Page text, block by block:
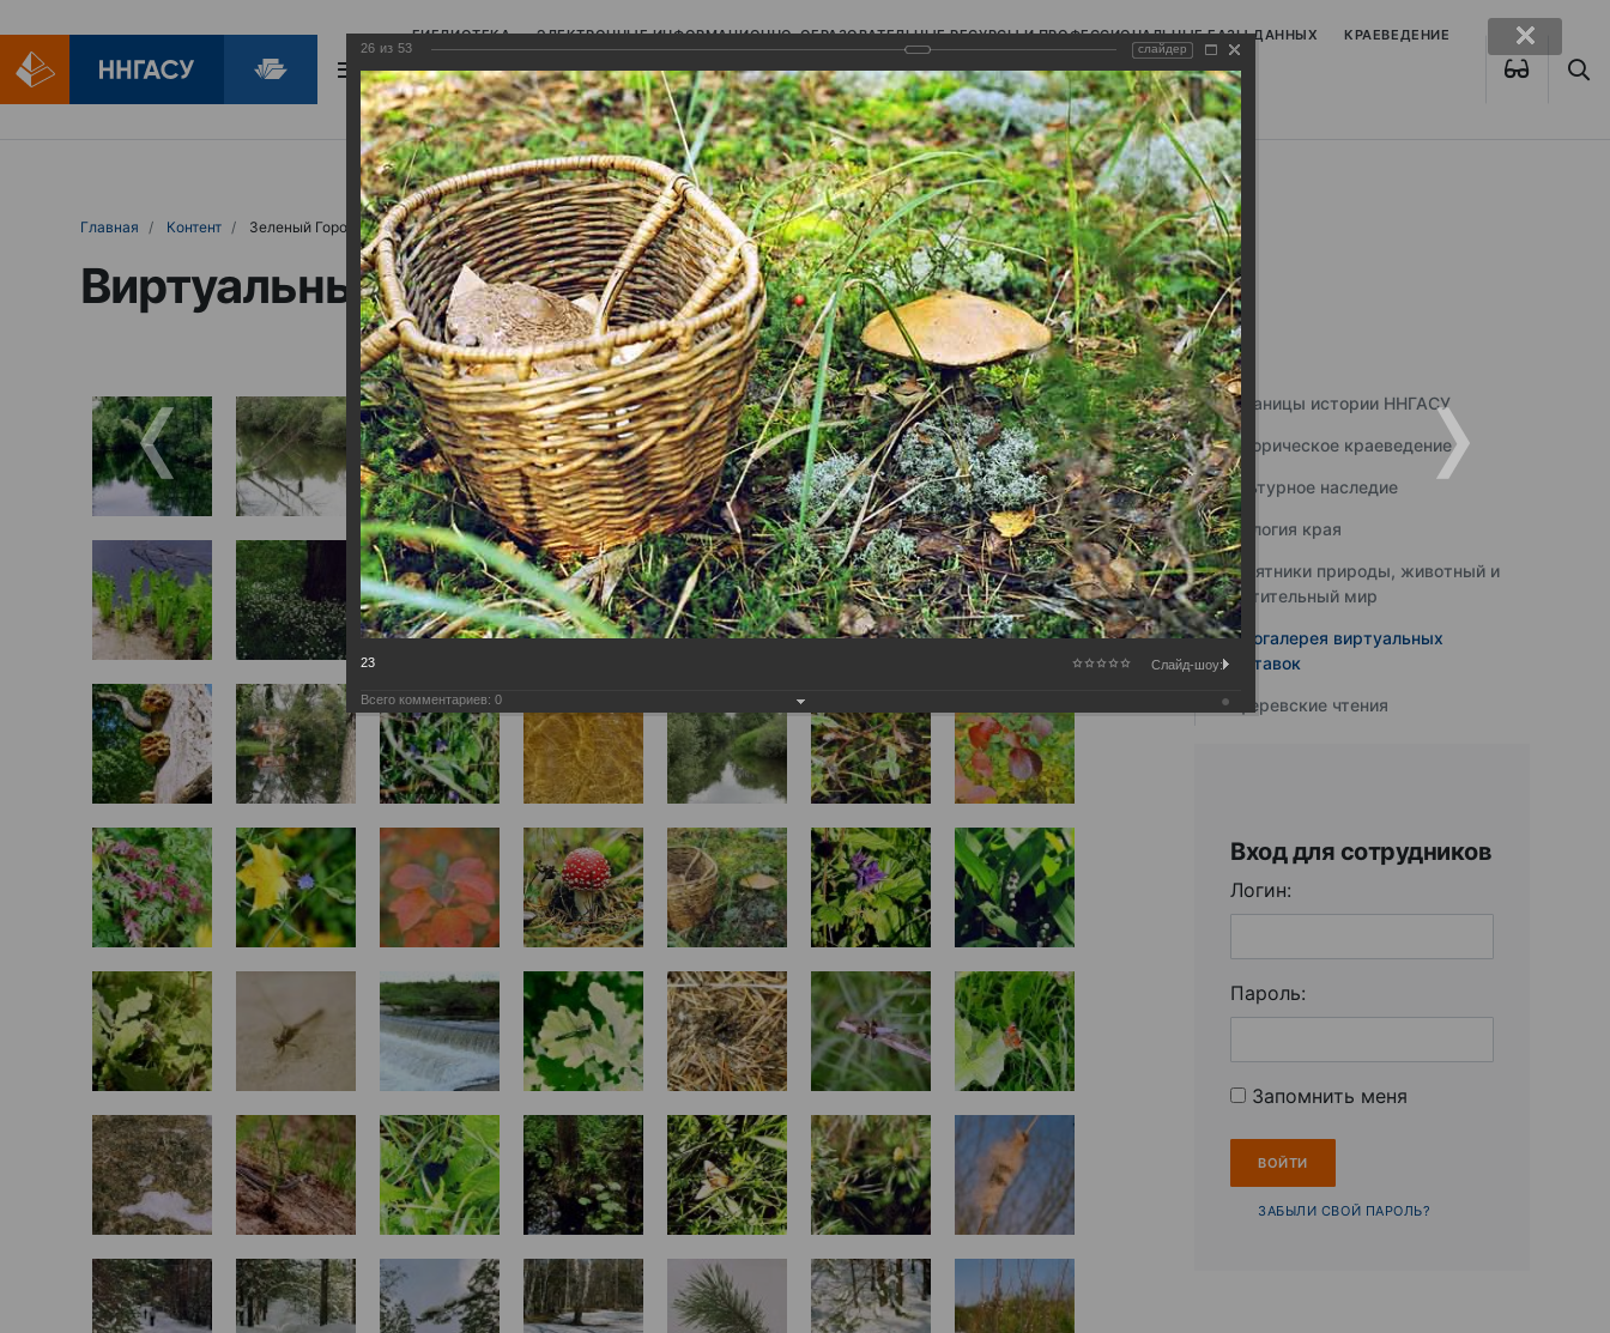
БИБЛИОТЕКА ЭЛЕКТРОННЫЕ ИНФОРМАЦИОННО-ОБРАЗОВАТЕЛЬНЫЕ РЕСУРСЫ И ПРОФЕССИОНАЛЬНЫЕ БАЗЫ ДАННЫХ КРАЕВЕДЕНИЕ
БИБЛИОПОМОЩЬ
Главная Контент Зеленый Город
Виртуальные выставки (фотоальбомы)
Страницы истории ННГАСУ
Историческое краеведение
Культурное наследие
Экология края
Памятники природы, животный и
растительный мир
Фотогалерея виртуальных
выставок
Юферевские чтения
Вход для сотрудников
Логин:
Пароль:
Запомнить меня
ЗАБЫЛИ СВОЙ ПАРОЛЬ?
26 из 53 слайдер
23 Слайд-шоу:
Всего комментариев: 0